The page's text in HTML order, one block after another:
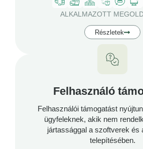
ALKALMAZOTT
Részletek
Felhasználó
Felhasználói támogatást
ügyfeleknek, akik nem
jártassággal a szoftverek és
telepítésében.